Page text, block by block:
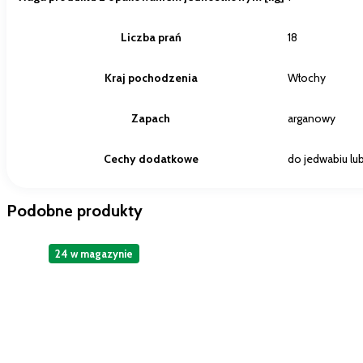
Liczba prań 18
Kraj pochodzenia Włochy
Zapach arganowy
Cechy dodatkowe do jedwabiu
Podobne produkty
24 w magazynie